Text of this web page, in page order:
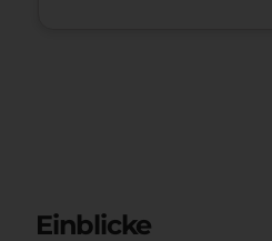
Einblicke